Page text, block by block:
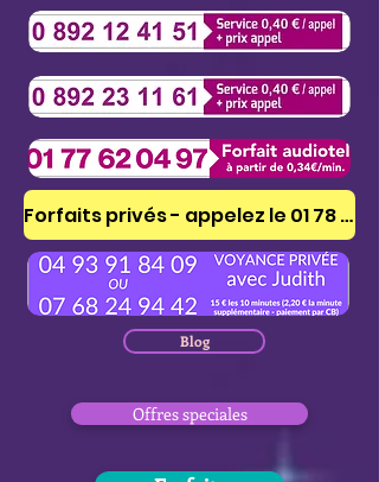
Blog
Offres speciales
Forfaits privés - appelez le 01 78 41 53 51